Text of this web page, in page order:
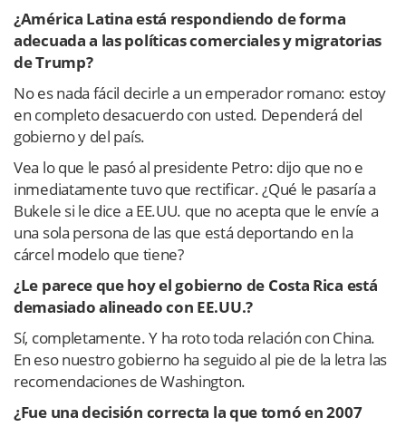
¿América Latina está respondiendo de forma
adecuada a las políticas comerciales y migratorias
de Trump?
No es nada fácil decirle a un emperador romano: estoy
en completo desacuerdo con usted. Dependerá del
gobierno y del país.
Vea lo que le pasó al presidente Petro: dijo que no e
inmediatamente tuvo que rectificar. ¿Qué le pasaría a
Bukele si le dice a EE.UU. que no acepta que le envíe a
una sola persona de las que está deportando en la
cárcel modelo que tiene?
¿Le parece que hoy el gobierno de Costa Rica está
demasiado alineado con EE.UU.?
Sí, completamente. Y ha roto toda relación con China.
En eso nuestro gobierno ha seguido al pie de la letra las
recomendaciones de Washington.
¿Fue una decisión correcta la que tomó en 2007